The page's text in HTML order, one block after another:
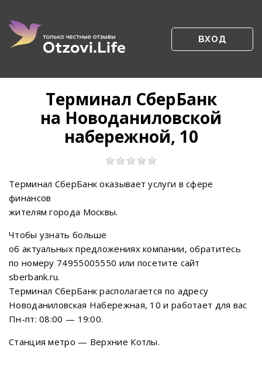
ВХОД
Терминал СберБанк
на Новоданиловской
набережной, 10
Терминал СберБанк оказывает услуги в сфере
финансов
жителям города Москвы.
Чтобы узнать больше
об актуальных предложениях компании, обратитесь
по номеру 74955005550 или посетите сайт
sberbank.ru.
Терминал СберБанк располагается по адресу
Новоданиловская Набережная, 10 и работает для вас
Пн-пт: 08:00 — 19:00.
Станция метро — Верхние Котлы.